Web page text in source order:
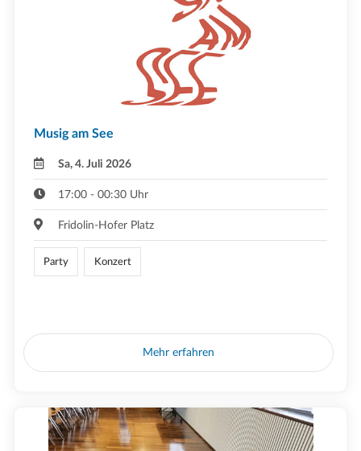
Musig am See
Sa, 4. Juli 2026
17:00 - 00:30 Uhr
Fridolin-Hofer Platz
Party Konzert
Mehr erfahren